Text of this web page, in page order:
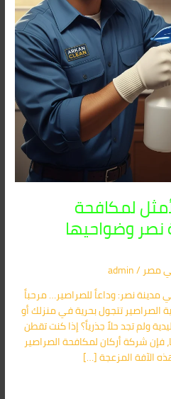
لمكافحة
وضواحيها
مصر/
admin
نصر: وداعاً للصراصير… مرحباً
الصراصير تتجول بحرية في منزلك أو
ولم تجد حلاً جذرياً؟ إذا كنت تقطن
شركة أركان لمكافحة الصراصير
الآفة المزعجة […]